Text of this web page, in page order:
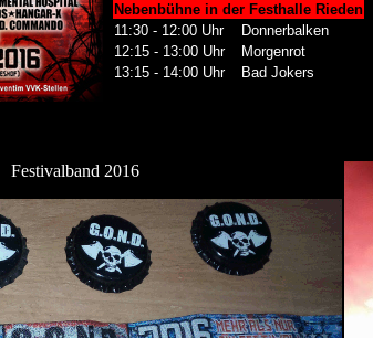
Nebenbühne in der Festhalle Rieden
11:30 - 12:00 Uhr
Donnerbalken
12:15 - 13:00 Uhr
Morgenrot
13:15 - 14:00 Uhr
Bad Jokers
Festivalband 2016